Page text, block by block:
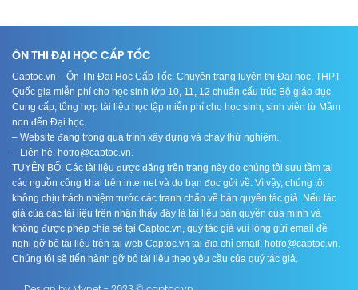
ÔN THI ĐẠI HỌC CẤP TỐC
Captoc.vn – Ôn Thi Đại Học Cấp Tốc: Chuyên trang luyện thi Đại học, THPT
Quốc gia miễn phí cho học sinh lớp 10, 11, 12 chuẩn cấu trúc Bộ giáo dục.
Cung cấp, tổng hợp tài liệu học tập miễn phí cho học sinh, sinh viên từ Mầm
non đến Đại học.
– Website đang trong quá trình xây dựng và chạy thử nghiệm.
– Liên hệ: hotro@captoc.vn.
TUYÊN BỐ: Các tài liệu được đăng trên trang này do chúng tôi sưu tầm tại
các nguồn công khai trên internet và do bạn đọc gửi về. Vì vậy, chúng tôi
không chịu trách nhiệm trước các tranh chấp về bản quyền tác giả. Nếu tác
giả của các tài liệu trên nhận thấy đây là tài liệu bản quyền của mình và
không được phép chia sẻ tại Captoc.vn, quý tác giả vui lòng gửi email đề
nghị gỡ bỏ tài liệu trên tại web Captoc.vn tại địa chỉ email: hotro@captoc.vn.
Chúng tôi sẽ tiến hành gỡ bỏ tài liệu theo yêu cầu của quý tác giả.